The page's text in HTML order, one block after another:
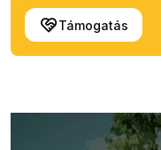
Támogatás